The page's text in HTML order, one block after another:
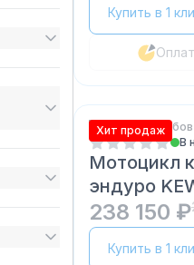
Купить в 1
Хит продаж
Эндуро 300 кубов
В
Мотоцикл
эндуро
21/18
238 150 ₽
Купить в 1